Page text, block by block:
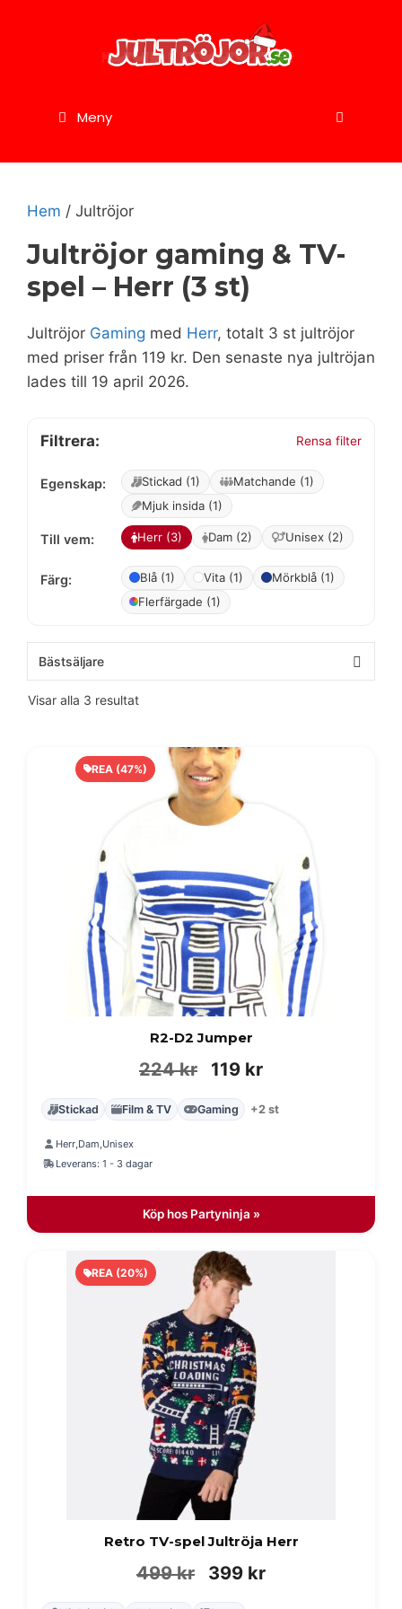
Meny
Hem / Jultröjor
Jultröjor gaming & TV-
spel – Herr (3 st)
Jultröjor Gaming med Herr, totalt 3 st jultröjor
med priser från 119 kr. Den senaste nya jultröjan
lades till 19 april 2026.
Filtrera: Rensa filter
Egenskap: Stickad (1)
Matchande (1)
Mjuk insida (1)
Till vem: Herr (3) Dam (2) Unisex (2)
Färg: Blå (1) Vita (1)
Mörkblå (1)
Flerfärgade (1)
Visar alla 3 resultat
REA (47%)
R2-D2 Jumper
224kr
Det
ursprungliga
priset
119 krDet
Stickad Film & TV Gaming +2 st
Herr,Dam,Unisex
Leverans: 1 - 3 dagar
Köp hos Partyninja »
REA (20%)
Retro TV-spel Jultröja Herr
499kr
Det
ursprungliga
399 krDet